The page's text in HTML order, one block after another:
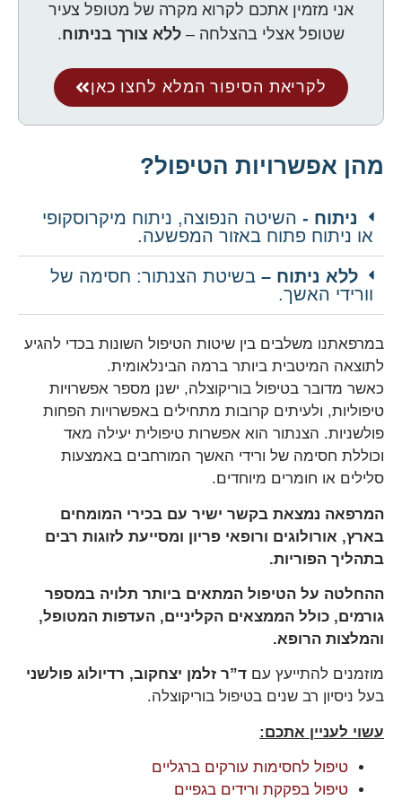
אני מזמין אתכם לקרוא מקרה של מטופל צעיר
שטופל אצלי בהצלחה – ללא צורך בניתוח.
לקריאת הסיפור המלא לחצו כאן
מהן אפשרויות הטיפול?
ניתוח - השיטה הנפוצה, ניתוח מיקרוסקופי
או ניתוח פתוח באזור המפשעה.
ללא ניתוח – בשיטת הצנתור: חסימה של
וורידי האשך.
במרפאתנו משלבים בין שיטות הטיפול השונות בכדי להגיע
לתוצאה המיטבית ביותר ברמה הבינלאומית.
כאשר מדובר בטיפול בוריקוצלה, ישנן מספר אפשרויות
טיפוליות, ולעיתים קרובות מתחילים באפשרויות הפחות
פולשניות. הצנתור הוא אפשרות טיפולית יעילה מאד
וכוללת חסימה של ורידי האשך המורחבים באמצעות
סלילים או חומרים מיוחדים.
המרפאה נמצאת בקשר ישיר עם בכירי המומחים
בארץ, אורולוגים ורופאי פריון ומסייעת לזוגות רבים
בתהליך הפוריות.
ההחלטה על הטיפול המתאים ביותר תלויה במספר
גורמים, כולל הממצאים הקליניים, העדפות המטופל,
והמלצות הרופא.
מוזמנים להתייעץ עם ד”ר זלמן יצחקוב, רדיולוג פולשני
בעל ניסיון רב שנים בטיפול בוריקוצלה.
עשוי לעניין אתכם:
טיפול לחסימות עורקים ברגליים
טיפול בפקקת ורידים בגפיים